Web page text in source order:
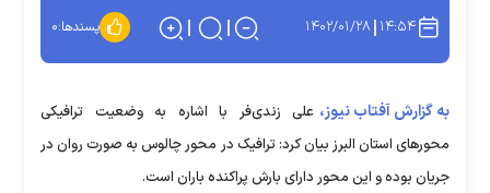
۱۴:۵۴ ۱۴۰۲/۰۱/۲۸ پسندها:۰
به گزارش آفتاب نیوز، علی زندی‌فر با اشاره به وضعیت ترافیکی
محور‌های استان البرز بیان کرد: ترافیک در محور چالوس به صورت روان در
جریان بوده و این محور دارای بارش پراکنده باران است.